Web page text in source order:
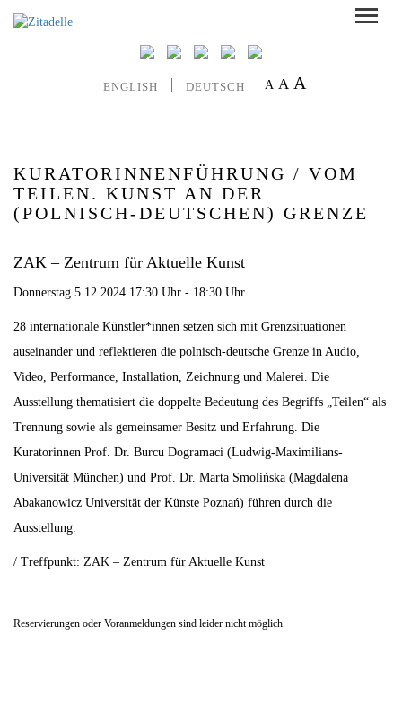
ENGLISH DEUTSCH A A A
KURATORINNENFÜHRUNG / VOM
TEILEN. KUNST AN DER
(POLNISCH-DEUTSCHEN) GRENZE
ZAK – Zentrum für Aktuelle Kunst
Donnerstag 5.12.2024 17:30 Uhr - 18:30 Uhr
28 internationale Künstler*innen setzen sich mit Grenzsituationen
auseinander und reflektieren die polnisch-deutsche Grenze in Audio,
Video, Performance, Installation, Zeichnung und Malerei. Die
Ausstellung thematisiert die doppelte Bedeutung des Begriffs „Teilen“ als
Trennung sowie als gemeinsamer Besitz und Erfahrung. Die
Kuratorinnen Prof. Dr. Burcu Dogramaci (Ludwig-Maximilians-
Universität München) und Prof. Dr. Marta Smolińska (Magdalena
Abakanowicz Universität der Künste Poznań) führen durch die
Ausstellung.
/ Treffpunkt: ZAK – Zentrum für Aktuelle Kunst
Reservierungen oder Voranmeldungen sind leider nicht möglich.